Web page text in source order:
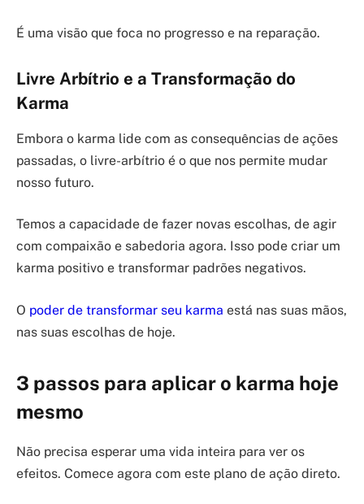
É uma visão que foca no progresso e na reparação.
Livre Arbítrio e a Transformação do
Karma
Embora o karma lide com as consequências de ações
passadas, o livre-arbítrio é o que nos permite mudar
nosso futuro.
Temos a capacidade de fazer novas escolhas, de agir
com compaixão e sabedoria agora. Isso pode criar um
karma positivo e transformar padrões negativos.
O poder de transformar seu karma está nas suas mãos,
nas suas escolhas de hoje.
3 passos para aplicar o karma hoje
mesmo
Não precisa esperar uma vida inteira para ver os
efeitos. Comece agora com este plano de ação direto.